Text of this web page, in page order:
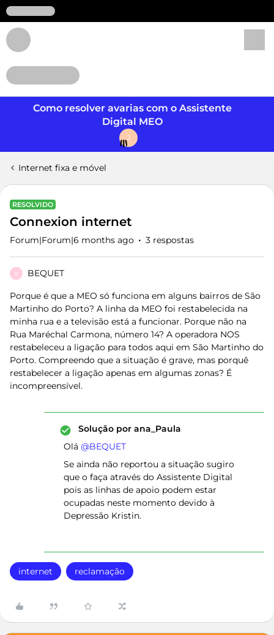
Como resolver avarias com o Assistente
Digital MEO
J
Internet fixa e móvel
RESOLVIDO
Connexion internet
Forum|Forum|6 months ago 3 respostas
B BEQUET
Porque é que a MEO só funciona em alguns bairros de São
Martinho do Porto? A linha da MEO foi restabelecida na
minha rua e a televisão está a funcionar. Porque não na
Rua Maréchal Carmona, número 14? A operadora NOS
restabeleceu a ligação para todos aqui em São Martinho do
Porto. Compreendo que a situação é grave, mas porquê
restabelecer a ligação apenas em algumas zonas? É
incompreensível.
Solução por ana_Paula
Olá ​ @BEQUET
Se ainda não reportou a situação sugiro
que o faça através do Assistente Digital
pois as linhas de apoio podem estar
ocupadas neste momento devido à
Depressão Kristin.
internet reclamação